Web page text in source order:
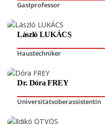
Gastprofessor
László LUKÁCS
Haustechniker
Dr. Dóra FREY
Universitätsoberassistentin